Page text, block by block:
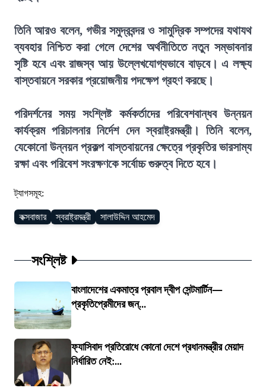
তিনি আরও বলেন, গভীর সমুদ্রবন্দর ও সামুদ্রিক সম্পদের যথাযথ
ব্যবহার নিশ্চিত করা গেলে দেশের অর্থনীতিতে নতুন সম্ভাবনার
সৃষ্টি হবে এবং রাজস্ব আয় উল্লেখযোগ্যভাবে বাড়বে। এ লক্ষ্য
বাস্তবায়নে সরকার প্রয়োজনীয় পদক্ষেপ গ্রহণ করছে।
পরিদর্শনের সময় সংশ্লিষ্ট কর্মকর্তাদের পরিবেশবান্ধব উন্নয়ন
কার্যক্রম পরিচালনার নির্দেশ দেন স্বরাষ্ট্রমন্ত্রী। তিনি বলেন,
যেকোনো উন্নয়ন প্রকল্প বাস্তবায়নের ক্ষেত্রে প্রকৃতির ভারসাম্য
রক্ষা এবং পরিবেশ সংরক্ষণকে সর্বোচ্চ গুরুত্ব দিতে হবে।
ট্যাগসমূহ:
কক্সবাজার স্বরাষ্ট্রমন্ত্রী সালাউদ্দিন আহমেদ
সংশ্লিষ্ট
বাংলাদেশের একমাত্র প্রবাল দ্বীপ সেন্টমার্টিন—
প্রকৃতিপ্রেমীদের জন্...
ফ্যাসিবাদ প্রতিরোধে কোনো দেশে প্রধানমন্ত্রীর মেয়াদ
নির্ধারিত নেই:...